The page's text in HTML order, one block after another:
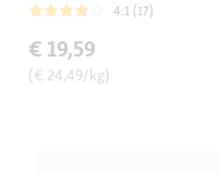
4.1 (17)
€ 19,59
(€ 24,49/kg)